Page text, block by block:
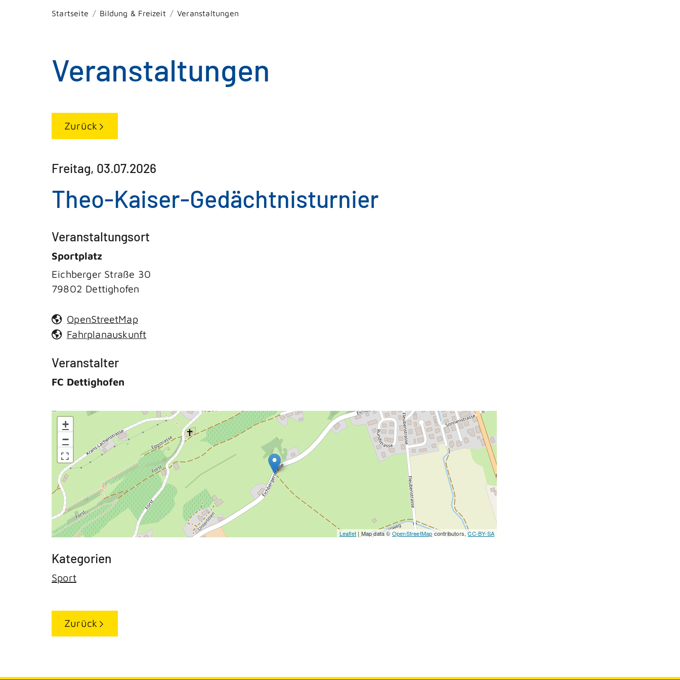
Startseite Bildung & Freizeit Veranstaltungen
Veranstaltungen
Zurück
Freitag, 03.07.2026
Theo-Kaiser-Gedächtnisturnier
+
−
Leaflet| Map data ©OpenStreetMap contributors,CC-BY-SA
Veranstaltungsort
Sportplatz
Eichberger Straße 30
79802 Dettighofen
OpenStreetMap
Fahrplanauskunft
Veranstalter
FC Dettighofen
Sport
Zurück